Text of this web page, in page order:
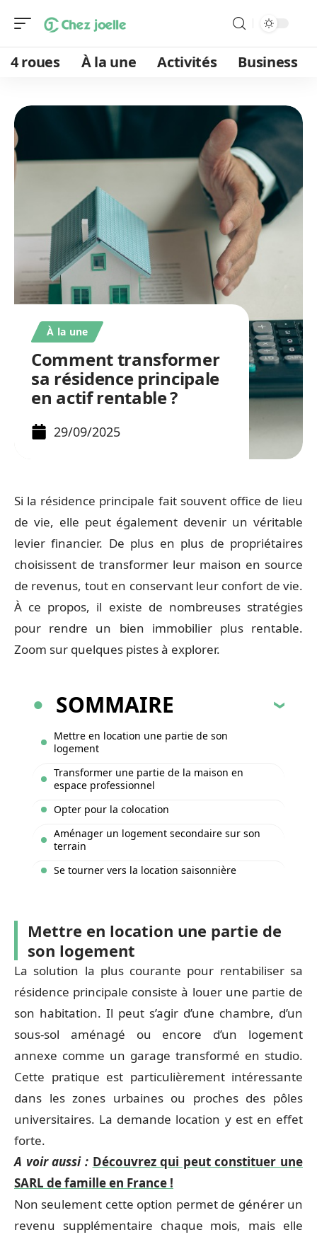
4 roues À la une Activités Business
À la une
Comment transformer
sa résidence principale
en actif rentable ?
29/09/2025
Si la résidence principale fait souvent office de lieu
de vie, elle peut également devenir un véritable
levier financier. De plus en plus de propriétaires
choisissent de transformer leur maison en source
de revenus, tout en conservant leur confort de vie.
À ce propos, il existe de nombreuses stratégies
pour rendre un bien immobilier plus rentable.
Zoom sur quelques pistes à explorer.
SOMMAIRE
Mettre en location une partie de son
logement
Transformer une partie de la maison en
espace professionnel
Opter pour la colocation
Aménager un logement secondaire sur son
terrain
Se tourner vers la location saisonnière
Mettre en location une partie de
son logement
La solution la plus courante pour rentabiliser sa
résidence principale consiste à louer une partie de
son habitation. Il peut s’agir d’une chambre, d’un
sous-sol aménagé ou encore d’un logement
annexe comme un garage transformé en studio.
Cette pratique est particulièrement intéressante
dans les zones urbaines ou proches des pôles
universitaires. La demande location y est en effet
forte.
A voir aussi : Découvrez qui peut constituer une
SARL de famille en France !
Non seulement cette option permet de générer un
revenu supplémentaire chaque mois, mais elle